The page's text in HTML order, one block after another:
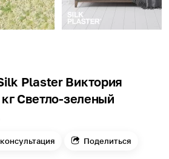
Plaster Виктория
Светло-зеленый
Поделиться